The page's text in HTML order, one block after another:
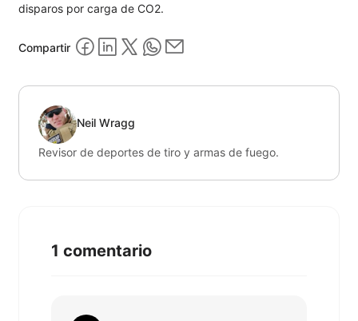
disparos por carga de CO2.
Compartir
Neil Wragg
Revisor de deportes de tiro y armas de fuego.
1 comentario